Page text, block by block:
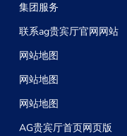
集团服务
联系ag贵宾厅官网网站
网站地图
网站地图
网站地图
AG贵宾厅首页网页版